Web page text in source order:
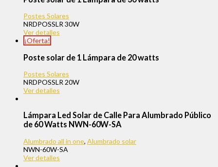
Postes Solares
NRDPOSSLR 30W
Ver detalles
¡Oferta!
Poste solar de 1 Lámpara de 20 watts
Postes Solares
NRDPOSSLR 20W
Ver detalles
Lámpara Led Solar de Calle Para Alumbrado Público
de 60 Watts NWN-60W-SA
Alumbrado all in one, Alumbrado solar
NWN-60W-SA
Ver detalles